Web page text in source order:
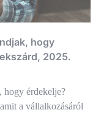
hogy
2025.
érdekelje?
a vállalkozásáról